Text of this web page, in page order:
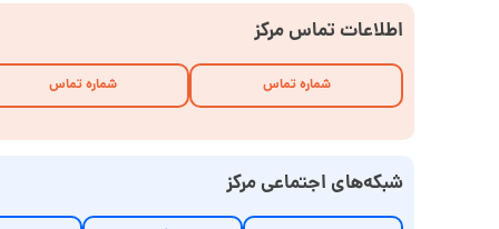
اطلاعات تماس مرکز
شماره تماس شماره تماس
شبکه‌های اجتماعی مرکز